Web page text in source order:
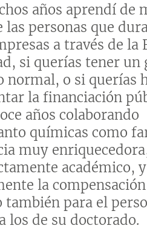
años aprendí de
personas que
a través de la
si querías tener un
o si querías
la financiación
años colaborando
químicas como
muy
académico,
la
para el
los de su doctorado.